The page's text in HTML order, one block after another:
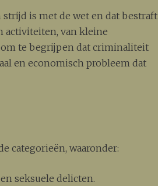
is met de wet en dat bestraft
activiteiten, van kleine
te begrijpen dat criminaliteit
en economisch probleem dat
categorieën, waaronder:
seksuele delicten.